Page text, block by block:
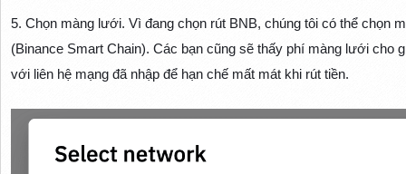
5. Chọn màng lưới. Vì đang chọn rút BNB, chúng tôi có thể chọn
(Binance Smart Chain). Các bạn cũng sẽ thấy phí màng lưới cho
với liên hệ mạng đã nhập để hạn chế mất mát khi rút tiền.